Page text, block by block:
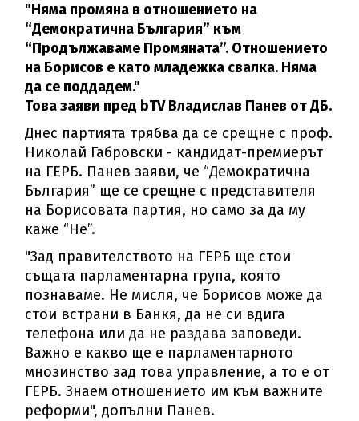
"Няма промяна в отношението на
“Демократична България” към
“Продължаваме Промяната”. Отношението
на Борисов е като младежка свалка. Няма
да се поддадем."
Това заяви пред bTV Владислав Панев от ДБ.
Днес партията трябва да се срещне с проф.
Николай Габровски - кандидат-премиерът
на ГЕРБ. Панев заяви, че “Демократична
България” ще се срещне с представителя
на Борисовата партия, но само за да му
каже “Не”.
"Зад правителството на ГЕРБ ще стои
същата парламентарна група, която
познаваме. Не мисля, че Борисов може да
стои встрани в Банкя, да не си вдига
телефона или да не раздава заповеди.
Важно е какво ще е парламентарното
мнозинство зад това управление, а то е от
ГЕРБ. Знаем отношението им към важните
реформи", допълни Панев.